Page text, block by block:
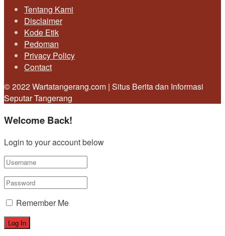
Tentang Kami
Disclaimer
Kode Etik
Pedoman
Privacy Policy
Contact
© 2022 Wartatangerang.com | Situs Berita dan Informasi
Seputar Tangerang
Welcome Back!
Login to your account below
Remember Me